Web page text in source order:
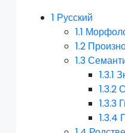
1 Русский
1.1
1.2
1.3
1.3.1
1.3.2
1.3.3
1.3.4